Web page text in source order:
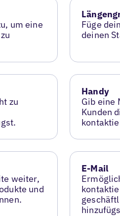
um eine
Füge
deinen
zu
Handy
Gib eine
Kunden
weiter,
und
E-Mail